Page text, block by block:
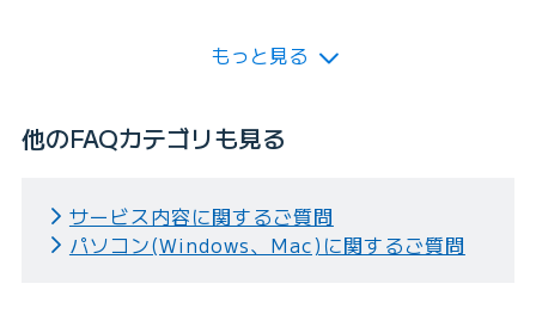
もっと見る
他のFAQカテゴリも見る
サービス内容に関するご質問
パソコン(Windows、Mac)に関するご質問